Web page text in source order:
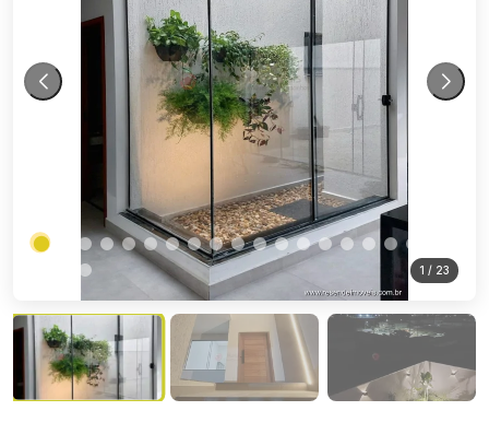
1 / 23